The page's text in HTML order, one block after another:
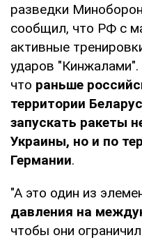
разведки
сообщил, что РФ с
активные
ударов
что раньше
территории
запускать ракеты
Украины, но и по
Германии.
"А это один из
давления на
чтобы они